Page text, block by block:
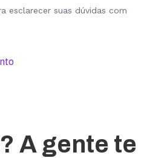
esclarecer suas dúvidas com
A gente te